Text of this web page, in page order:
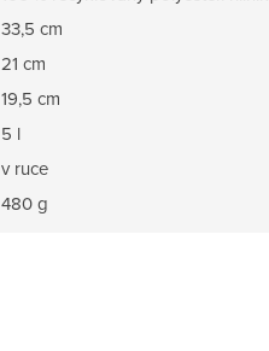
33,5 cm
21 cm
19,5 cm
5 l
v ruce
480 g